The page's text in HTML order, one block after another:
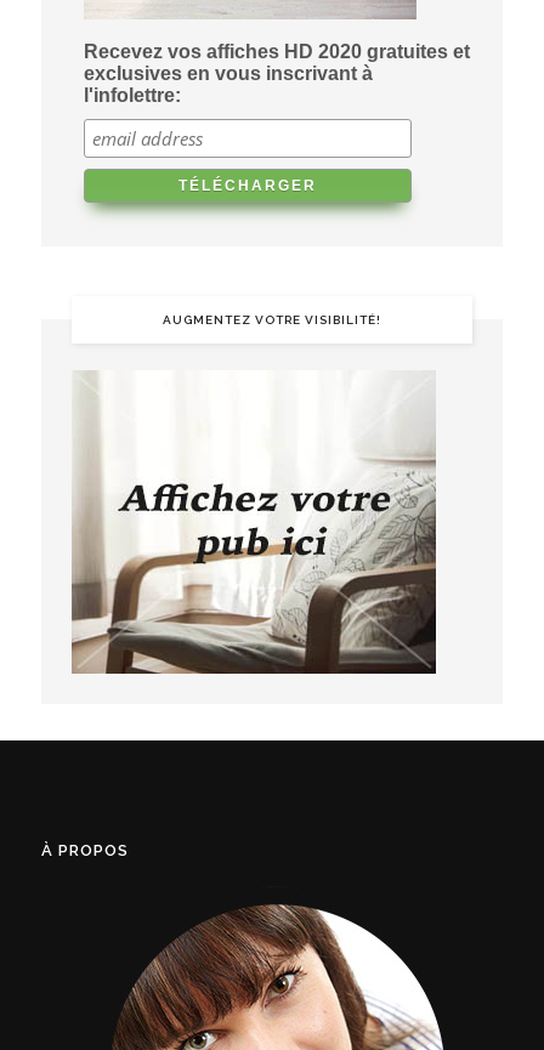
Recevez vos affiches HD 2020 gratuites et
exclusives en vous inscrivant à
l'infolettre:
AUGMENTEZ VOTRE VISIBILITÉ!
À PROPOS